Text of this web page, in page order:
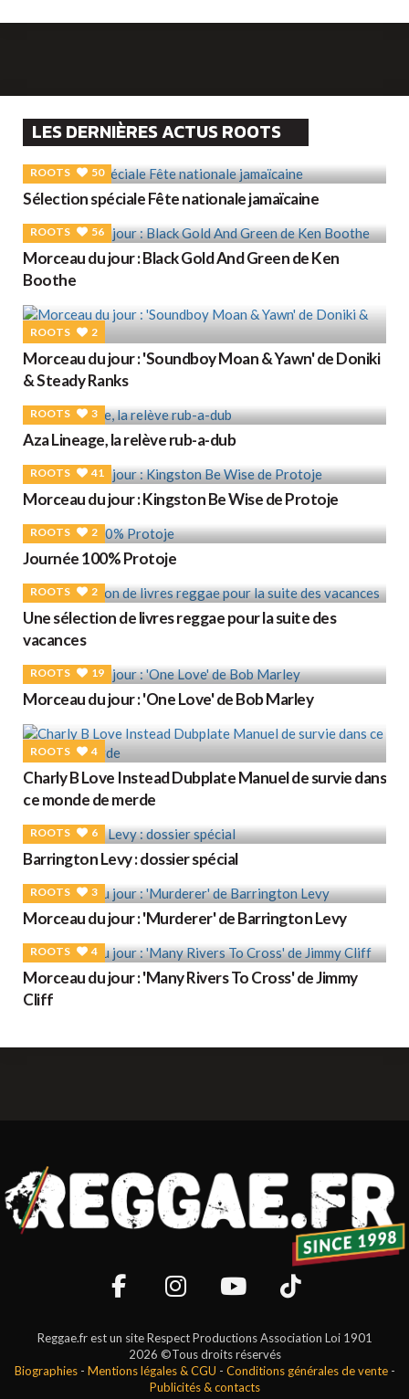
LES DERNIÈRES ACTUS ROOTS
ROOTS 50
Sélection spéciale Fête nationale jamaïcaine
ROOTS 56
Morceau du jour : Black Gold And Green de Ken
Boothe
ROOTS 2
Morceau du jour : 'Soundboy Moan & Yawn' de Doniki
& Steady Ranks
ROOTS 3
Aza Lineage, la relève rub-a-dub
ROOTS 41
Morceau du jour : Kingston Be Wise de Protoje
ROOTS 2
Journée 100% Protoje
ROOTS 2
Une sélection de livres reggae pour la suite des
vacances
ROOTS 19
Morceau du jour : 'One Love' de Bob Marley
ROOTS 4
Charly B Love Instead Dubplate Manuel de survie dans
ce monde de merde
ROOTS 6
Barrington Levy : dossier spécial
ROOTS 3
Morceau du jour : 'Murderer' de Barrington Levy
ROOTS 4
Morceau du jour : 'Many Rivers To Cross' de Jimmy
Cliff
Reggae.fr est un site Respect Productions Association Loi 1901
2026 ©Tous droits réservés
Biographies- Mentions légales & CGU - Conditions générales de vente-
Publicités & contacts